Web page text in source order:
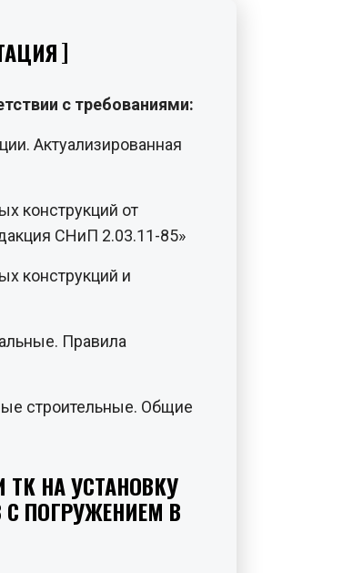
с требованиями:
Актуализированная
конструкций от
СНиП 2.03.11-85»
конструкций и
Правила
строительные. Общие
ТК НА УСТАНОВКУ
ПОГРУЖЕНИЕМ В